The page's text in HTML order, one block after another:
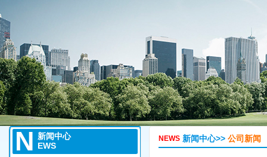
N 新闻中心
EWS
NEWS 新闻中心>> 公司新闻